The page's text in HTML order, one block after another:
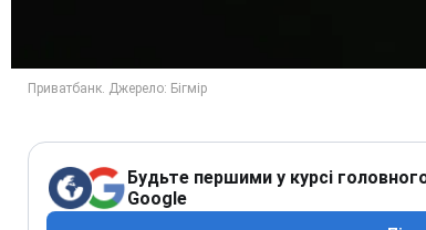
Будьте першими у курсі
Google